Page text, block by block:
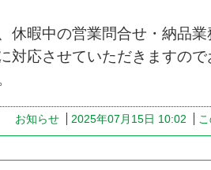
休暇中の営業問合せ・納品
対応させていただきますの
お知らせ 2025年07月15日 10:02